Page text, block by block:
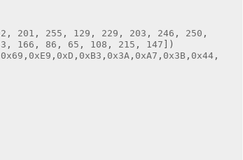
, 201 , 255 , 129 , 229 , 203 , 246 , 250 ,
, 166 , 86 , 65 , 108 , 215 , 147 ])
0x69 , 0xE9 , 0xD , 0xB3 , 0x3A , 0xA7 , 0x3B , 0x44 ,